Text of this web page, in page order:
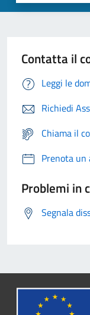
Contatta il
Leggi le
Richiedi
Chiama il
Prenota
Problemi in
Segnala